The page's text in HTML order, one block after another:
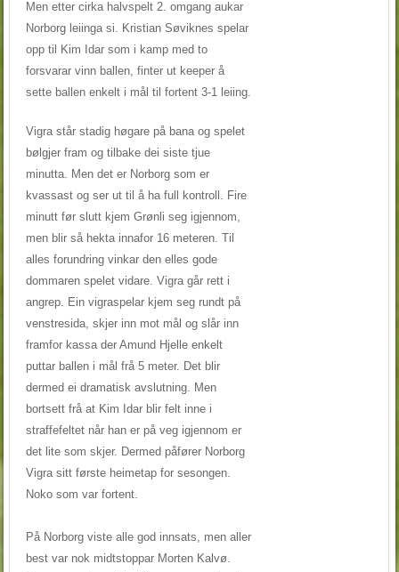
Men etter cirka halvspelt 2. omgang aukar
Norborg leiinga si. Kristian Søviknes spelar
opp til Kim Idar som i kamp med to
forsvarar vinn ballen, finter ut keeper å
sette ballen enkelt i mål til fortent 3-1 leiing.
Vigra står stadig høgare på bana og spelet
bølgjer fram og tilbake dei siste tjue
minutta. Men det er Norborg som er
kvassast og ser ut til å ha full kontroll. Fire
minutt før slutt kjem Grønli seg igjennom,
men blir så hekta innafor 16 meteren. Til
alles forundring vinkar den elles gode
dommaren spelet vidare. Vigra går rett i
angrep. Ein vigraspelar kjem seg rundt på
venstresida, skjer inn mot mål og slår inn
framfor kassa der Amund Hjelle enkelt
puttar ballen i mål frå 5 meter. Det blir
dermed ei dramatisk avslutning. Men
bortsett frå at Kim Idar blir felt inne i
straffefeltet når han er på veg igjennom er
det lite som skjer. Dermed påfører Norborg
Vigra sitt første heimetap for sesongen.
Noko som var fortent.
På Norborg viste alle god innsats, men aller
best var nok midtstoppar Morten Kalvø.